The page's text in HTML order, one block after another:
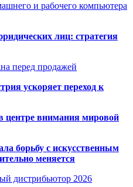
и рабочего компьютера
лиц: стратегия
перед продажей
ускоряет переход к
центре внимания мировой
борьбу с искусственным
меняется
дистрибьютор 2026